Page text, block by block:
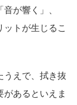
が響く」、
ットが生じるこ
うえで、拭き抜
があるといえま